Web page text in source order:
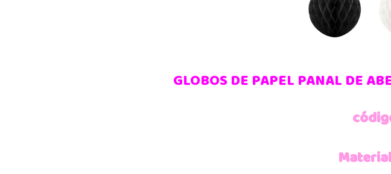
GLOBOS DE PAPEL PANAL DE